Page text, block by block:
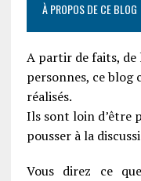
À PROPOS DE CE BLOG
A partir de faits, de
personnes, ce
réalisés.
Ils sont loin d’être
pousser à la
Vous direz ce